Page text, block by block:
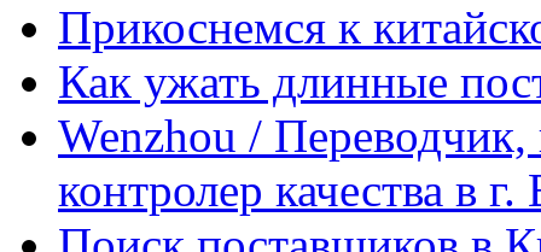
Прикоснемся к
Как ужать длинные
Wenzhou / Переводчик,
контролер качества в